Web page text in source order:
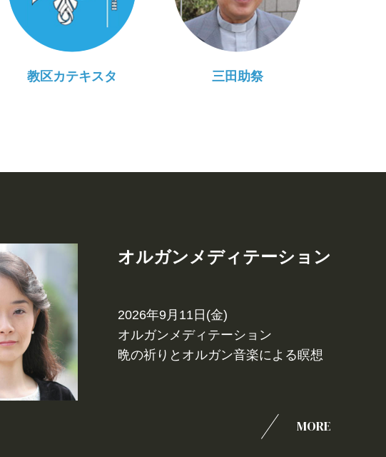
教区カテキスタ 三田助祭
オルガンメディテーション
2026年9月11日(金)
オルガンメディテーション
晩の祈りとオルガン音楽による瞑想
MORE